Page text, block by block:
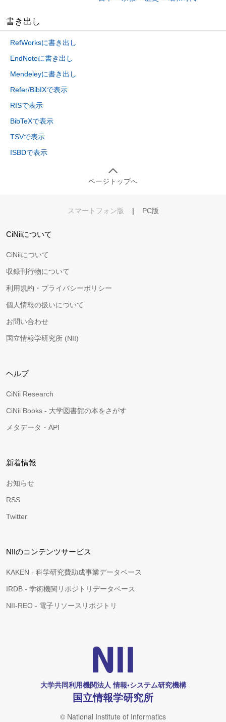
書き出し
RefWorksに書き出し
EndNoteに書き出し
Mendeleyに書き出し
Refer/BibIXで表示
RISで表示
BibTeXで表示
TSVで表示
ISBDで表示
ページトップへ
スマートフォン版 | PC版
CiNiiについて
CiNiiについて
収録刊行物について
利用規約・プライバシーポリシー
個人情報の扱いについて
お問い合わせ
国立情報学研究所 (NII)
ヘルプ
CiNii Research
CiNii Books - 大学図書館の本をさがす
メタデータ・API
新着情報
お知らせ
RSS
Twitter
NIIのコンテンツサービス
KAKEN - 科学研究費助成事業データベース
IRDB - 学術機関リポジトリデータベース
NII-REO - 電子リソースリポジトリ
大学共同利用機関法人 情報•システム研究機構
国立情報学研究所
© National Institute of Informatics